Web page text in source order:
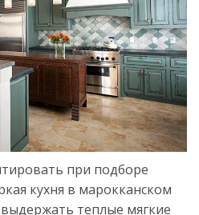
при подборе
кухня в марокканском
теплые мягкие